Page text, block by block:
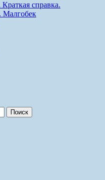
справка.
Малгобек